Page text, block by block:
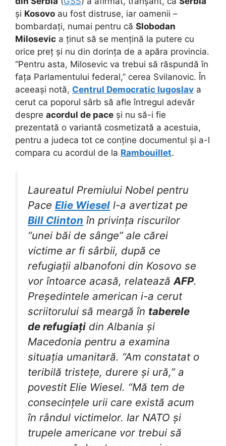
și Kosovo au fost distruse, iar oamenii –
bombardați, numai pentru că Slobodan
Milosevic a ținut să se mențină la putere cu
orice preț și nu din dorința de a apăra provincia.
“Pentru asta, Milosevic va trebui să răspundă în
fața Parlamentului federal,” cerea Svilanovic. În
aceeași notă, Centrul Democratic Iugoslav a
cerut ca poporul sârb să afle întregul adevăr
despre acordul de pace și nu să-i fie
prezentată o variantă cosmetizată a acestuia,
pentru a judeca tot ce conține documentul și a-l
compara cu acordul de la Rambouillet.
Laureatul Premiului Nobel pentru
Pace Elie Wiesel l-a avertizat pe
Bill Clinton în privința riscurilor
“unei băi de sânge” ale cărei
victime ar fi sârbii, după ce
refugiații albanofoni din Kosovo se
vor întoarce acasă, relatează AFP.
Președintele american i-a cerut
scriitorului să meargă în taberele
de refugiați din Albania și
Macedonia pentru a examina
situația umanitară. “Am constatat o
teribilă tristețe, durere și ură,” a
povestit Elie Wiesel. “Mă tem de
consecințele urii care există acum
în rândul victimelor. Iar NATO și
trupele americane vor trebui să